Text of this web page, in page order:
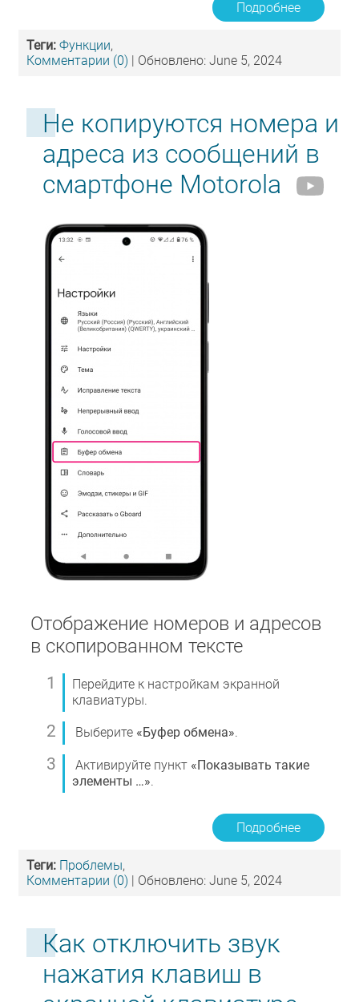
Подробнее
Теги: Функции,
Комментарии (0) | Обновлено: June 5, 2024
Не копируются номера и
адреса из сообщений в
смартфоне Motorola
Отображение номеров и адресов
в скопированном тексте
Перейдите к настройкам экранной
клавиатуры.
Выберите «Буфер обмена».
Активируйте пункт «Показывать такие
элементы …».
Подробнее
Теги: Проблемы,
Комментарии (0) | Обновлено: June 5, 2024
Как отключить звук
нажатия клавиш в